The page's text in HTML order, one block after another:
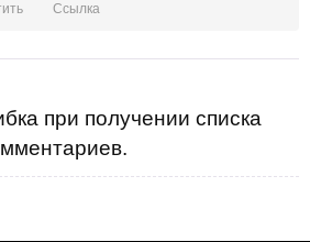
Ссылка
при получении списка